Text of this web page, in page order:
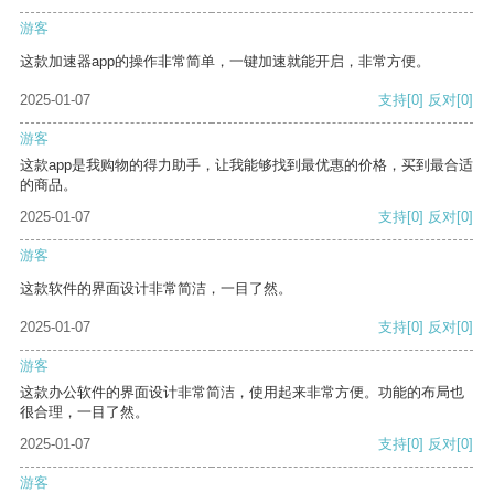
游客
这款加速器app的操作非常简单，一键加速就能开启，非常方便。
2025-01-07 支持[0] 反对[0]
游客
这款app是我购物的得力助手，让我能够找到最优惠的价格，买到最合适
的商品。
2025-01-07
支持[0] 反对[0]
游客
这款软件的界面设计非常简洁，一目了然。
2025-01-07 支持[0] 反对[0]
游客
这款办公软件的界面设计非常简洁，使用起来非常方便。功能的布局也
很合理，一目了然。
2025-01-07
支持[0] 反对[0]
游客